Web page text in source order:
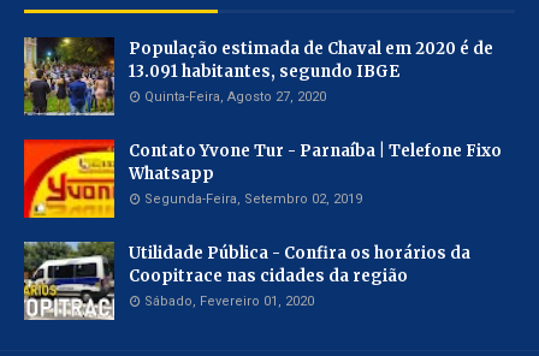
População estimada de Chaval em 2020 é de
13.091 habitantes, segundo IBGE
Quinta-Feira, Agosto 27, 2020
Contato Yvone Tur - Parnaíba | Telefone Fixo
Whatsapp
Segunda-Feira, Setembro 02, 2019
Utilidade Pública - Confira os horários da
Coopitrace nas cidades da região
Sábado, Fevereiro 01, 2020